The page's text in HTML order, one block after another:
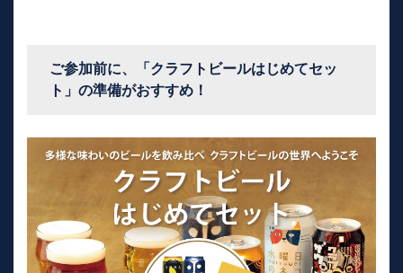
ご参加前に、「クラフトビールはじめてセッ
ト」の準備がおすすめ！